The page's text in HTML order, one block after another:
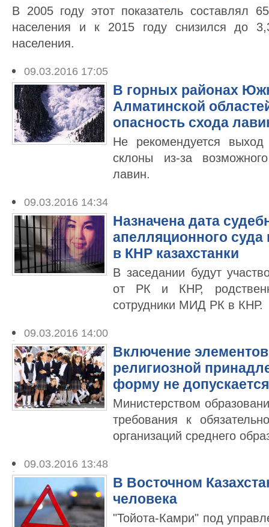
В 2005 году этот показатель составлял
населения и к 2015 году снизился до
населения.
09.03.2016 17:05
В горных районах
Алматинской
опасность схода
Не рекомендуется
склоны из-за
лавин.
09.03.2016 14:34
Назначена дата
апелляционного
в КНР казахстанки
В заседании будут
от РК и КНР,
сотрудники МИД РК в КНР.
09.03.2016 14:00
Включение
религиозной
форму не
Министерством
требования к
организаций среднего
09.03.2016 13:48
В Восточном
человека
"Тойота-Камри" под